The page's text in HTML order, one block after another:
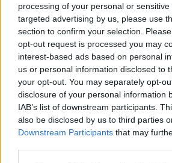
processing of your personal or
targeted advertising by us, please use
section to confirm your selection.
opt-out request is processed you may
interest-based ads based on personal
us or personal information disclosed to
your opt-out. You may separately opt-
disclosure of your personal information
IAB’s list of downstream participants.
also be disclosed by us to third parties
Downstream Participants that may
MEDIA
MasterChef: Ξέσπασε ο
Ανούς! Οι φήμες για
αλήθεια
16:50 @11-06-2021